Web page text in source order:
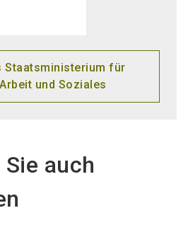
Staatsministerium für
und Soziales
auch